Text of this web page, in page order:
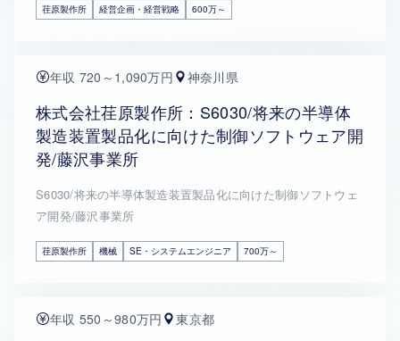
荏原製作所 経営企画・経営戦略 600万～
年収 720～1,090万円 神奈川県
株式会社荏原製作所：S6030/将来の半導体
製造装置製品化に向けた制御ソフトウェア開
発/藤沢事業所
S6030/将来の半導体製造装置製品化に向けた制御ソフトウェ
ア開発/藤沢事業所
荏原製作所 機械 SE・システムエンジニア 700万～
年収 550～980万円 東京都